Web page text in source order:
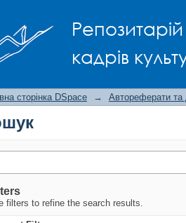
кадрів
сторінка DSpace → Автореферати та
filters to refine the search results.